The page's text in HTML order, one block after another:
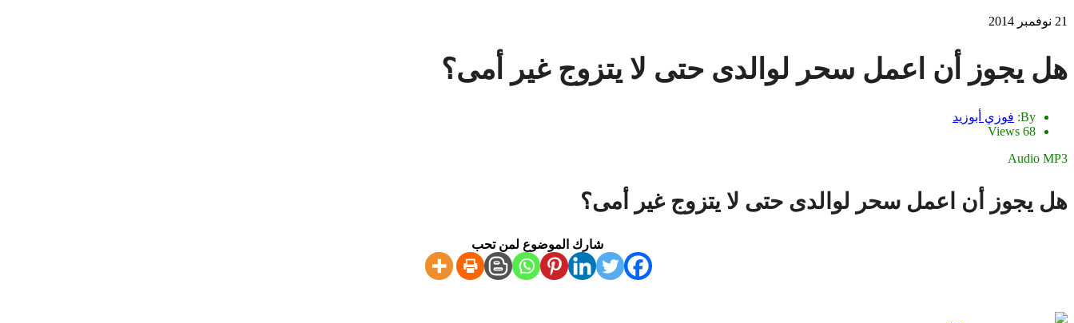
21 نوفمبر 2014
هل يجوز أن اعمل سحر لوالدى حتى لا يتزوج غير أمى؟
By: فوزي أبوزيد
68 Views
Audio MP3
هل يجوز أن اعمل سحر لوالدى حتى لا يتزوج غير أمى؟
شارك الموضوع لمن تحب